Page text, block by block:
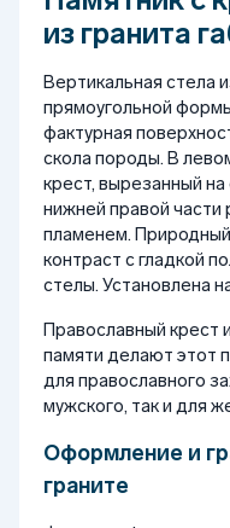
из гранита
Вертикальная стела
прямоугольной
фактурная
скола породы. В
крест, вырезанный
нижней правой части
пламенем.
контраст с гладкой
стелы. Установлена
Православный крест
памяти делают этот
для православного
мужского, так и для
Оформление и
граните